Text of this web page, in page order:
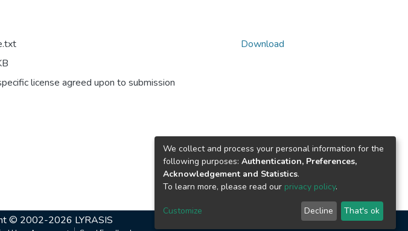
license agreed upon to submission
Download
© 2002-2026 LYRASIS
We collect and process your personal information for the
following purposes: Authentication, Preferences,
Acknowledgement and Statistics.
To learn more, please read our privacy policy.
Customize Decline That's ok